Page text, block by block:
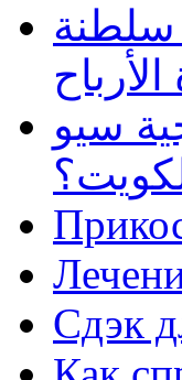
سلطنة
سيو
Сдэк